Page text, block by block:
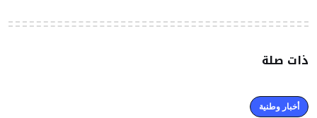
ذات صلة
أخبار وطنية